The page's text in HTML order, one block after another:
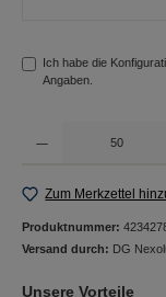
Ich habe die
Angaben.
Zum Merkzettel
Produktnummer:
Versand durch: DG
Unsere Vorteile